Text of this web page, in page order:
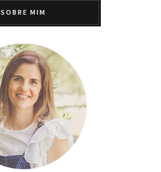
SOBRE MIM